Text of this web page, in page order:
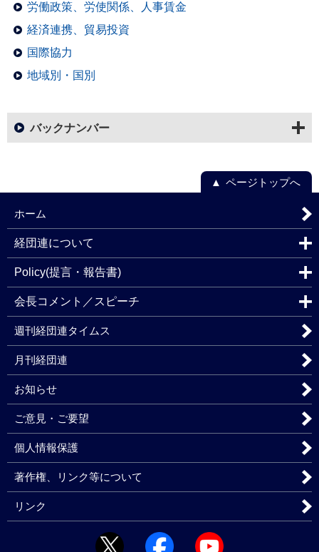
労働政策、労使関係、人事賃金
経済連携、貿易投資
国際協力
地域別・国別
バックナンバー
ページトップへ
ホーム
経団連について
Policy(提言・報告書)
会長コメント／スピーチ
週刊経団連タイムス
月刊経団連
お知らせ
ご意見・ご要望
個人情報保護
著作権、リンク等について
リンク